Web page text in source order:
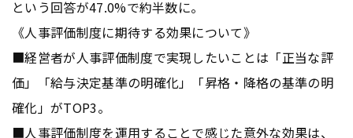
という回答が47.0%で約半数に。
《人事評価制度に期待する効果について》
■経営者が人事評価制度で実現したいことは「正当な評
価」「給与決定基準の明確化」「昇格・降格の基準の明
確化」がTOP3。
■人事評価制度を運用することで感じた意外な効果は、